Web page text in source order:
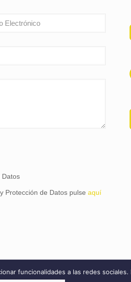
Datos
Protección de Datos pulse aquí
funcionalidades a las redes